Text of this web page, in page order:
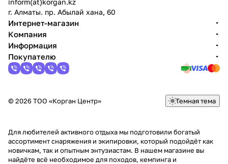
inform(at)korgan.kz
г. Алматы. пр. Абылай хана, 60
Интернет-магазин
Компания
Информация
Покупателю
© 2026 ТОО «Корган Центр» Темная тема
Для любителей активного отдыха мы подготовили богатый
ассортимент снаряжения и экипировки, который подойдёт как
новичкам, так и опытным энтузиастам. В нашем магазине вы
найдёте всё необходимое для походов, кемпинга и